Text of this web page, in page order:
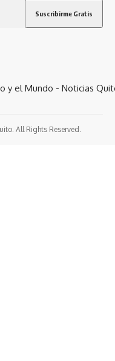
All Rights Reserved.